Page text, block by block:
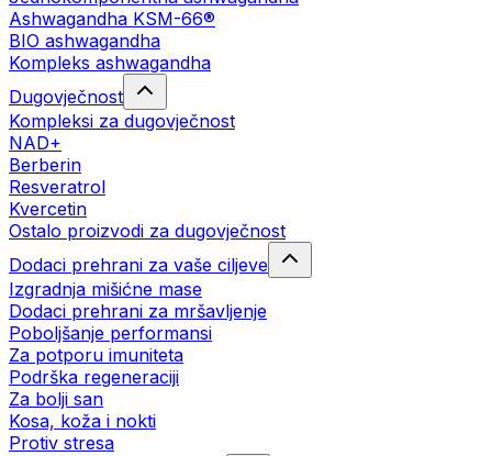
Ashwagandha KSM-66®
BIO ashwagandha
Kompleks ashwagandha
Dugovječnost
Kompleksi za dugovječnost
NAD+
Berberin
Resveratrol
Kvercetin
Ostalo proizvodi za dugovječnost
Dodaci prehrani za vaše ciljeve
Izgradnja mišićne mase
Dodaci prehrani za mršavljenje
Poboljšanje performansi
Za potporu imuniteta
Podrška regeneraciji
Za bolji san
Kosa, koža i nokti
Protiv stresa